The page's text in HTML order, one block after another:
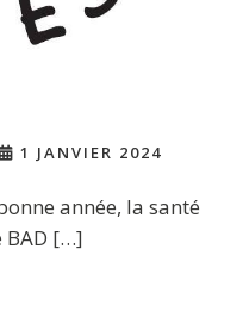
1 JANVIER 2024
année, la santé
BAD […]